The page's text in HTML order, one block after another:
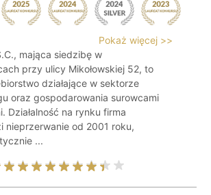
Pokaż więcej >>
mająca siedzibę w
przy ulicy Mikołowskiej 52, to
działające w sektorze
oraz gospodarowania surowcami
Działalność na rynku firma
nieprzerwanie od 2001 roku,
...